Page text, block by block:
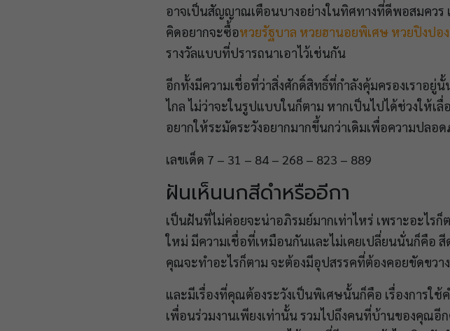
อาจเป็นสัญญาณเตือนบางอย่างในทิศทางที่ดีพอสมควร
คิดอยากจะซื้อหวยรัฐบาล หวยฮานอยพิเศษ หวยปิงปอง
รางวัลแบบที่ปรารถนาเอาไว้เช่นกัน
อีกทั้งมีความเชื่อที่ว่าสิ่งศักดิ์สิทธิ์ที่กำลังคุ้มครองเราอยู่นั้
ไกล ไม่ว่าจะในรูปแบบในก็ตาม หากเป็นไปได้ช่วงให้เ
อยากให้ระมัดระวังอยากมากขึ้นกว่าเดิมเพื่อความปลอ
เลขเด็ด 7 – 31 – 84 – 268 – 823 – 889
ฝันเห็นนกสีดำหรืออีกา
เป็นฝันที่ไม่ค่อยจะน่าอภิรมย์มากเท่าไหร่ เพราะอะไร
ใหม่ มีความเชื่อที่เหมือนกันและไม่เคยเปลี่ยนนั่นก็คือ สี
คุณจะทำอะไรก็ตาม จะต้องมีอุปสรรคที่ต้องคอยขัดขวา
และมีเรื่องที่คุณต้องระวังเป็นพิเศษนั้นก็คือ เรื่องการ
เพื่อนร่วมงานเพียงเท่านั้น รวมไปถึงคนที่บ้านของคุณอี